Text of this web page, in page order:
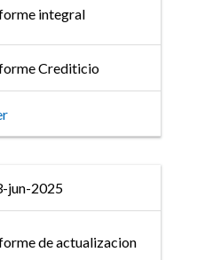
Fitch
la
largo plazo
y
integral
Crediticio
jun-2025
de actualizacion